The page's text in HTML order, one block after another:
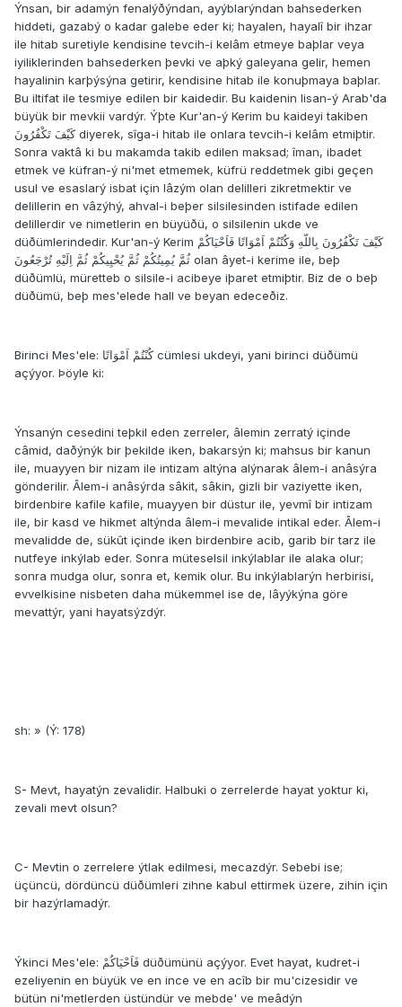
Ýnsan, bir adamýn fenalýðýndan, ayýblarýndan bahsederken
hiddeti, gazabý o kadar galebe eder ki; hayalen, hayalî bir ihzar
ile hitab suretiyle kendisine tevcih-i kelâm etmeye baþlar veya
iyiliklerinden bahsederken þevki ve aþký galeyana gelir, hemen
hayalinin karþýsýna getirir, kendisine hitab ile konuþmaya baþlar.
Bu iltifat ile tesmiye edilen bir kaidedir. Bu kaidenin lisan-ý Arab'da
büyük bir mevkii vardýr. Ýþte Kur'an-ý Kerim bu kaideyi takiben
كَيْفَ تَكْفُرُونَ diyerek, sîga-i hitab ile onlara tevcih-i kelâm etmiþtir.
Sonra vaktâ ki bu makamda takib edilen maksad; îman, ibadet
etmek ve küfran-ý ni'met etmemek, küfrü reddetmek gibi geçen
usul ve esaslarý isbat için lâzým olan delilleri zikretmektir ve
delillerin en vâzýhý, ahval-i beþer silsilesinden istifade edilen
delillerdir ve nimetlerin en büyüðü, o silsilenin ukde ve
düðümlerindedir. Kur'an-ý Kerim كَيْفَ تَكْفُرُونَ بِاللّهِ وَكُنْتُمْ اَمْوَاتًا فَاَحْيَاكُمْ
ثُمَّ يُمِيتُكُمْ ثُمَّ يُحْيِيكُمْ ثُمَّ اِلَيْهِ تُرْجَعُونَ olan âyet-i kerime ile, beþ
düðümlü, müretteb o silsile-i acibeye iþaret etmiþtir. Biz de o beþ
düðümü, beþ mes'elede hall ve beyan edeceðiz.
Birinci Mes'ele: كُنْتُمْ اَمْوَاتًا cümlesi ukdeyi, yani birinci düðümü
açýyor. Þöyle ki:
Ýnsanýn cesedini teþkil eden zerreler, âlemin zerratý içinde
câmid, daðýnýk bir þekilde iken, bakarsýn ki; mahsus bir kanun
ile, muayyen bir nizam ile intizam altýna alýnarak âlem-i anâsýra
gönderilir. Âlem-i anâsýrda sâkit, sâkin, gizli bir vaziyette iken,
birdenbire kafile kafile, muayyen bir düstur ile, yevmî bir intizam
ile, bir kasd ve hikmet altýnda âlem-i mevalide intikal eder. Âlem-i
mevalidde de, sükût içinde iken birdenbire acib, garib bir tarz ile
nutfeye inkýlab eder. Sonra müteselsil inkýlablar ile alaka olur;
sonra mudga olur, sonra et, kemik olur. Bu inkýlablarýn herbirisi,
evvelkisine nisbeten daha mükemmel ise de, lâyýkýna göre
mevattýr, yani hayatsýzdýr.
sh: » (Ý: 178)
S- Mevt, hayatýn zevalidir. Halbuki o zerrelerde hayat yoktur ki,
zevali mevt olsun?
C- Mevtin o zerrelere ýtlak edilmesi, mecazdýr. Sebebi ise;
üçüncü, dördüncü düðümleri zihne kabul ettirmek üzere, zihin için
bir hazýrlamadýr.
Ýkinci Mes'ele: فَاَحْيَاكُمْ düðümünü açýyor. Evet hayat, kudret-i
ezeliyenin en büyük ve en ince ve en acîb bir mu'cizesidir ve
bütün ni'metlerden üstündür ve mebde' ve meâdýn